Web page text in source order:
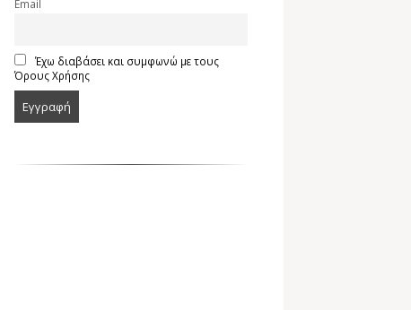
Email
Έχω διαβάσει και συμφωνώ με τους
Όρους Χρήσης